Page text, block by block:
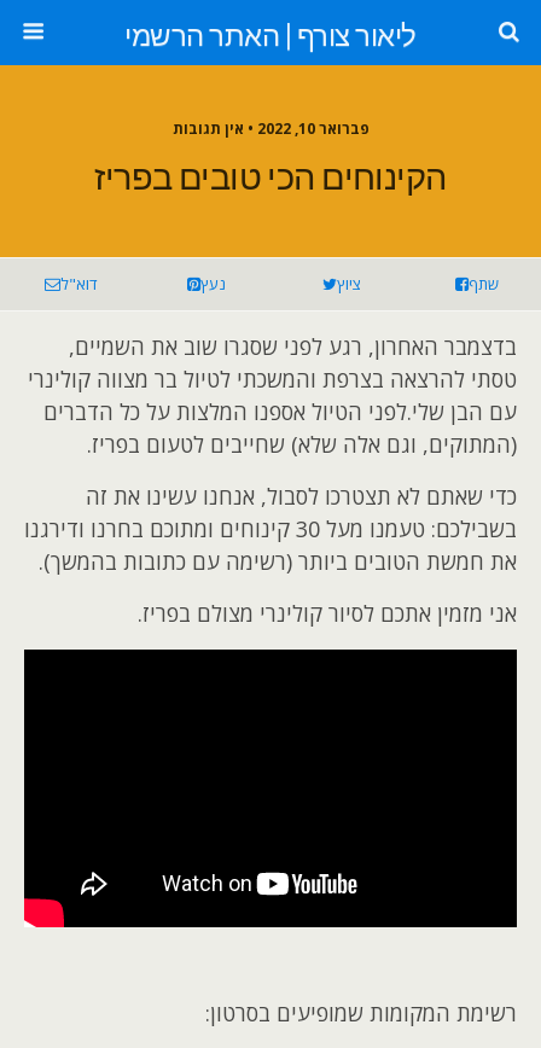
ליאור צורף | האתר הרשמי
פברואר 10, 2022 • אין תגובות
הקינוחים הכי טובים בפריז
שתף ציוץ נעץ דוא"ל
בדצמבר האחרון, רגע לפני שסגרו שוב את השמיים,
טסתי להרצאה בצרפת והמשכתי לטיול בר מצווה קולינרי
עם הבן שלי.לפני הטיול אספנו המלצות על כל הדברים
(המתוקים, וגם אלה שלא) שחייבים לטעום בפריז.
כדי שאתם לא תצטרכו לסבול, אנחנו עשינו את זה
בשבילכם: טעמנו מעל 30 קינוחים ומתוכם בחרנו ודירגנו
את חמשת הטובים ביותר (רשימה עם כתובות בהמשך).
אני מזמין אתכם לסיור קולינרי מצולם בפריז.
רשימת המקומות שמופיעים בסרטון: